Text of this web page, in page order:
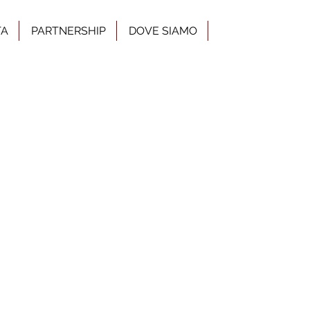
PARTNERSHIP DOVE SIAMO